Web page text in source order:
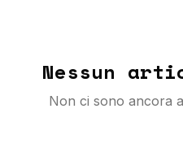
Nessun
Non ci sono ancora